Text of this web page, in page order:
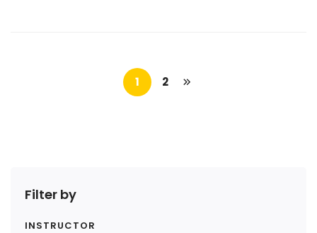
Filter by
INSTRUCTOR
1 2